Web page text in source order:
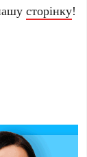
сторінку!